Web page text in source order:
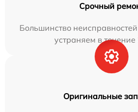
Срочный
Большинство
устраняем в течение
Оригинальные